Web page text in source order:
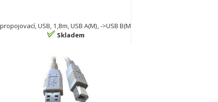
propojovací, USB, 1,8m, USB A(M), ->USB B(M
Skladem